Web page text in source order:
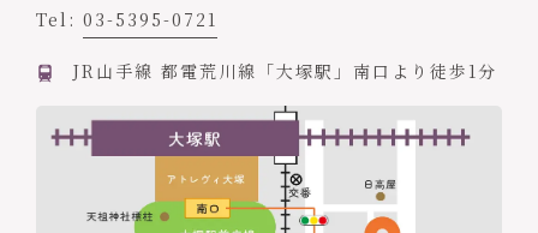
Tel: 03-5395-0721
JR山手線 都電荒川線「大塚駅」南口より徒歩1分